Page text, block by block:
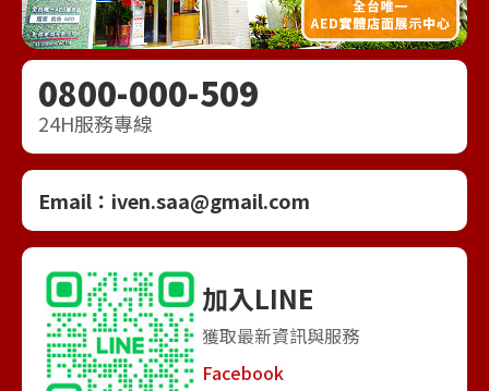
0800-000-509
24H服務專線
Email： iven.saa@gmail.com
加入LINE
獲取最新資訊與服務
Facebook